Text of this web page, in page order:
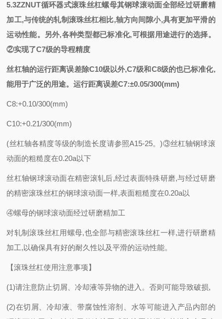
5.3ZZNUT循环器式滚珠丝杠螺母其钢球滚动面全部经过研磨精
加工,与传统的轧制滚珠丝杠相比,轴方向间隙小,具有更加平滑的
运动性能。另外,各种类型都已标准化,可根据用途进行的选择。
②实现了C7级的导程精度
丝杠轴的运行距离误差除C10级以外,C7级和C8级的也已标准化,
能用于广泛的用途。运行距离误差C7:±0.05/300(mm)
C8:+0.10/300(mm)
C10:+0.21/300(mm)
(丝杠轴各精度等级的制造长度请参照A15-25。)③丝杠轴钢球滚
动面的粗糙度在0.20a以下
丝杠轴钢球滚动面在精密滚轧后,经过表面特殊研磨,与经过研磨
的精密滚珠丝杠的钢球滚动面一样,表面粗糙度在0.20a以
④螺母的钢球滚动面经过研磨精加工
对轧制滚珠丝杠用螺母,也全部与精密滚珠丝杠一样,进行研磨精
加工,以确保具有好的耐久性以及平滑的运动性能。
【滚珠丝杠使用注意事项】
(1)请注意防止切屑、冷却液等异物的进入。否则可能导致破损,
(2)在切屑、冷却液、带腐蚀性溶剂、水等可能进入产品内部的